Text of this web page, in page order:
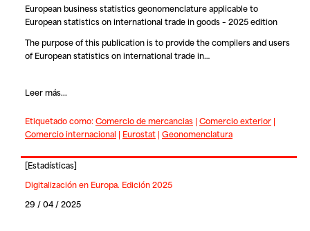
European business statistics geonomenclature applicable to
European statistics on international trade in goods – 2025 edition
The purpose of this publication is to provide the compilers and users
of European statistics on international trade in…
Leer más...
Etiquetado como:Comercio de mercancias| Comercio exterior|
Comercio internacional | Eurostat| Geonomenclatura
[Estadísticas]
Digitalización en Europa. Edición 2025
29 / 04 / 2025